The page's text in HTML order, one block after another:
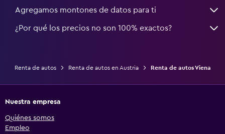
Agregamos montones de datos para ti
¿Por qué los precios no son 100% exactos?
Renta de autos Renta de autos en Austria Renta de autos Viena
Nuestra empresa
Quiénes somos
Empleo